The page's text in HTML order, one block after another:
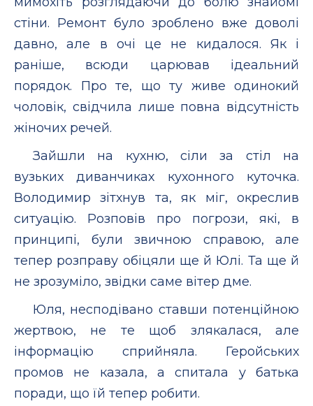
стіни. Ремонт було зроблено вже доволі
давно, але в очі це не кидалося. Як і
раніше, всюди царював ідеальний
порядок. Про те, що ту живе одинокий
чоловік, свідчила лише повна відсутність
жіночих речей.
Зайшли на кухню, сіли за стіл на
вузьких диванчиках кухонного куточка.
Володимир зітхнув та, як міг, окреслив
ситуацію. Розповів про погрози, які, в
принципі, були звичною справою, але
тепер розправу обіцяли ще й Юлі. Та ще й
не зрозуміло, звідки саме вітер дме.
Юля, несподівано ставши потенційною
жертвою, не те щоб злякалася, але
інформацію сприйняла. Геройських
промов не казала, а спитала у батька
поради, що їй тепер робити.